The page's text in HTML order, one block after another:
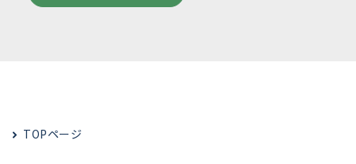
TOPページ